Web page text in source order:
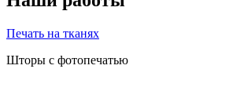
Печать на тканях
Шторы с фотопечатью